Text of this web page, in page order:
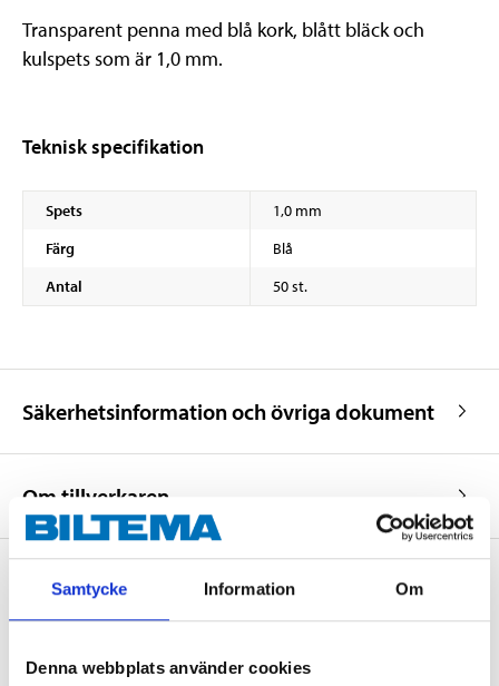
Samtycke Information Om
Denna webbplats använder cookies
Transparent penna med blå kork, blått bläck och
kulspets som är 1,0 mm.
Teknisk specifikation
Spets
1,0 mm
Färg
Blå
Antal
50 st.
Säkerhetsinformation och övriga dokument
Om tillverkaren
Köp & Hämta
Köp & Hämta i ditt varuhus inom 2 timmar! För mer information om